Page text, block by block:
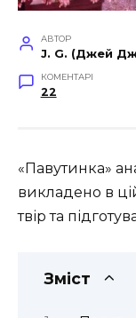
АВТОР
J. G. (Джей
КОМЕНТАРІ
22
«Павутинка»
викладено в
твір та
Зміст